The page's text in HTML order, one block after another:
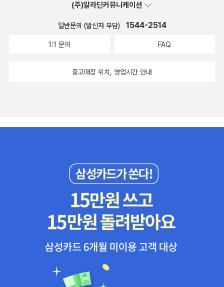
의 부족에 대한 수치심과 죄책감까지 일으킨다. 분리불안을 극복하는
자의 개체성을 인정하는 관계인 것이다. 또한, 심심해서 혹은 외로움
하는 사람들이 빠지기 쉬운 사이비 사랑에 대해서도 기억해둘 만 하
서 찾으며 자기의 문제조차도 상대의 것으로 투사하는 것을 말한다.
이런 사람들은 상대만 바꾸면 문제가 해결될 것이라고 생각하기 쉽
다. ​그렇다면 프롬이 말하는 ’사랑을 배우는 방법‘은 무엇인가.키워드
는 훈련, 집중, 인내, 관심이다.​’훈련‘은 앞서말한 투사적 상황과는 정
반대다. 갈등의 문제를 자기 자신에서부터 찾고 자기 변화를 위해 노
력을 계속해야 한다는 것이다. ’집중‘은 상대와의 관계에서 정신을 집
중하고 이야기에 경청한다는 것 뿐만 아니라, 분리불안을 극복하기
내가 자립할 수 없어서 상대에게 집착한다면, 그 사람은 생명을 구조
(주)알라딘커뮤니케이션
일반문의 (발신자 부담) 1544-2514
1:1 문의 FAQ
중고매장 위치, 영업시간 안내